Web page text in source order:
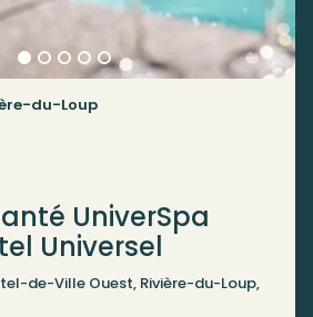
du-Loup
UniverSpa
Universel
de-Ville Ouest, Rivière-du-Loup,